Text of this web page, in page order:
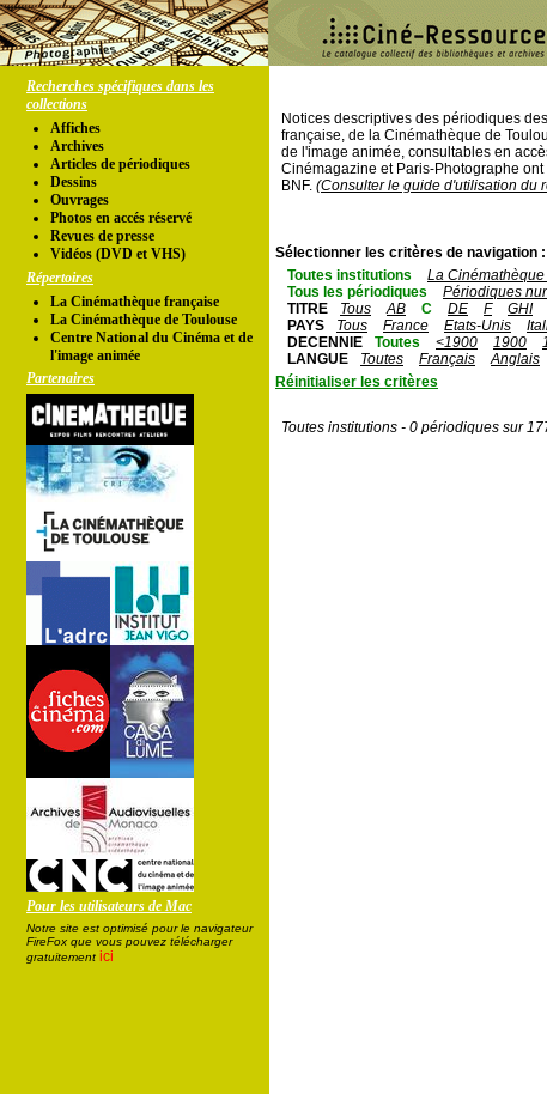
Recherches spécifiques dans les
collections
Affiches
Archives
Articles de périodiques
Dessins
Ouvrages
Photos en accés réservé
Revues de presse
Vidéos (DVD et VHS)
Répertoires
La Cinémathèque française
La Cinémathèque de Toulouse
Centre National du Cinéma et de
l'image animée
Partenaires
Pour les utilisateurs de Mac
Notre site est optimisé pour le navigateur
FireFox que vous pouvez télécharger
gratuitement ici
Notices descriptives des périodiques
française, de la Cinémathèque de
de l'image animée, consultables en
Cinémagazine et Paris-Photographe
BNF. (Consulter le guide d'utilisation du
Sélectionner les critères de navigation :
Toutes institutions
La
Tous les périodiques
Périodiques
TITRE
Tous AB C DE F GHI
PAYS
Tous France Etats-Unis
DECENNIE
Toutes <1900 1900
LANGUE
Toutes Français Anglais
Réinitialiser les critères
Toutes institutions - 0 périodiques sur